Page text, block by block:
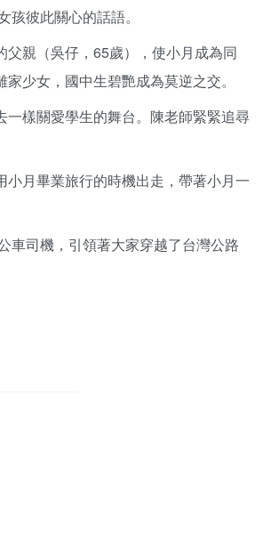
彼此關心的話語。
親（吳仔，65歲），使小月成為同
少女，國中生碧艷成為莫逆之交。
樣關愛學生的舞台。陳老師緊緊追尋
月畢業旅行的時機出走，帶著小月一
車司機，引領著大家穿越了台灣公路